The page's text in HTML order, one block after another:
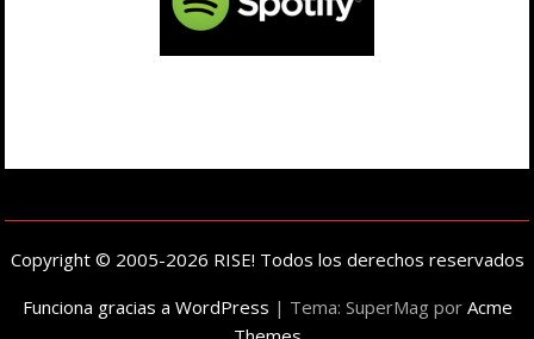
Copyright © 2005-2026 RISE! Todos los derechos reservados
Funciona gracias a WordPress | Tema: SuperMag por Acme